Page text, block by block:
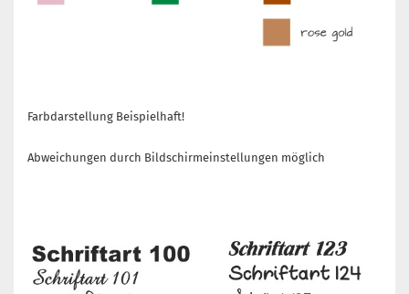
Farbdarstellung Beispielhaft!
Abweichungen durch Bildschirmeinstellungen möglich